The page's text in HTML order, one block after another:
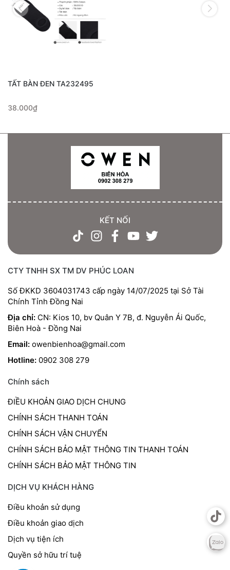
TẤT BÀN ĐEN TA232495
38.000₫
KẾT NỐI
CTY TNHH SX TM DV PHÚC LOAN
Số ĐKKD 3604031743 cấp ngày 14/07/2025 tại Sở Tài
Chính Tỉnh Đồng Nai
Địa chỉ: CN: Kios 10, bv Quân Y 7B, đ. Nguyễn Ái Quốc,
Biên Hoà - Đồng Nai
Email: owenbienhoa@gmail.com
Hotline: 0902 308 279
Chính sách
ĐIỀU KHOẢN GIAO DỊCH CHUNG
CHÍNH SÁCH THANH TOÁN
CHÍNH SÁCH VẬN CHUYỂN
CHÍNH SÁCH BẢO MẬT THÔNG TIN THANH TOÁN
CHÍNH SÁCH BẢO MẬT THÔNG TIN
DỊCH VỤ KHÁCH HÀNG
Điều khoản sử dụng
Điều khoản giao dịch
Dịch vụ tiện ích
Quyền sở hữu trí tuệ